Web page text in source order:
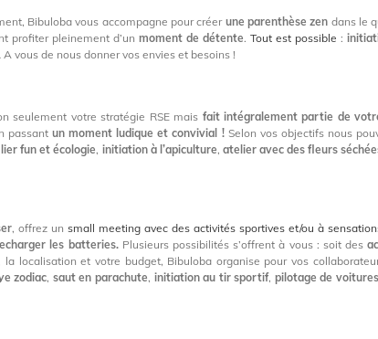
Bibuloba vous accompagne pour créer une parenthèse zen dans le
profiter pleinement d’unmoment de détente.Tout est possible :
A vous de nous donner vos envies et besoins !
seulement votre stratégie RSE mais fait intégralement partie de
passantun moment ludique et convivial !Selon vos objectifs nous
fun et écologie, initiation à l’apiculture, atelier avec des fleurs
, offrez un small meeting avec des activités sportives et/ou à
les batteries.Plusieurs possibilités s’offrent à vous : soit des
la localisation et votre budget, Bibuloba organise pour vos
zodiac, saut en parachute, initiation au tir sportif, pilotage de